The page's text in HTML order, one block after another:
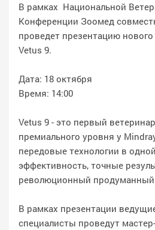
В рамках Национальной
Конференции Зоомед
проведет презентацию
Vetus 9.
Дата: 18 октября
Время: 14:00
Vetus 9 - это первый
премиального уровня у
передовые технологии в
эффективность, точные
революционный продуманный
В рамках презентации
специалисты проведут